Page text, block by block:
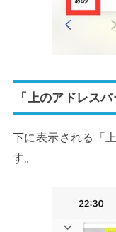
「上のアドレス
下に表示される「
す。